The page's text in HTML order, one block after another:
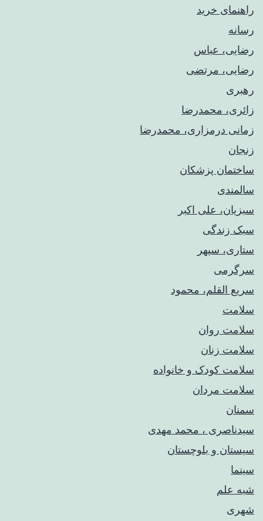
راهنمای خريد
رسانه
رضایی، عباس
رضایی، مرتضی
رهبری
زائری، محمدرضا
زمانی درمزاری، محمدرضا
زنجان
ساختمان پزشکان
سالمندی
سبزیان، علی اکبر
سبک زندگی
ستاری، سپهر
سرگرمی
سریع القلم، محمود
سلامت
سلامت روان
سلامت زنان
سلامت کودک‌ و خانواده
سلامت مردان
سمنان
سیدناصری ، محمد مهدی
سیستان و بلوچستان
سینما
شبه علم
شهری